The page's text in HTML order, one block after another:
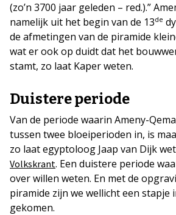
(zo’n 3700 jaar geleden – red.).”
namelijk uit het begin van de 13de
de afmetingen van de piramide
wat er ook op duidt dat het
stamt, zo laat Kaper weten.
Duistere periode
Van de periode waarin Ameny-
tussen twee bloeiperioden in, is
zo laat egyptoloog Jaap van Dijk
Volkskrant. Een duistere periode
over willen weten. En met de
piramide zijn we wellicht een stapje
gekomen.